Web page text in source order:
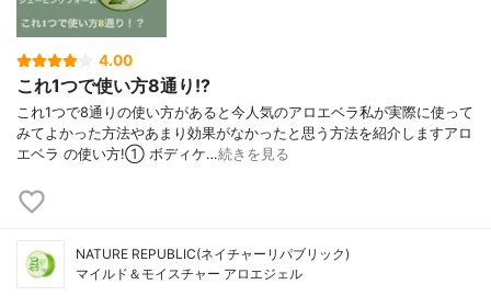
4.00
これ1つで使い方8通り!?
これ1つで8通りの使い方があると今人気のアロエベラ私が実際に使って
みてよかった方法やあまり効果がなかったと思う方法を紹介しますアロ
エベラ の使い方!① ボディケ…続きを見る
NATURE REPUBLIC(ネイチャーリパブリック)
マイルド＆モイスチャー アロエジェル